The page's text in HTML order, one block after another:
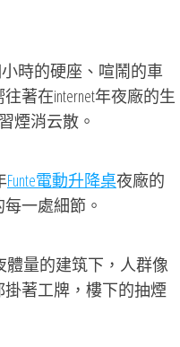
時的硬座、喧鬧的車
著在internet年夜廠的生
煙消云散。
Funte電動升降桌夜廠的
一處細節。
體量的建筑下，人群像
著工牌，樓下的抽煙